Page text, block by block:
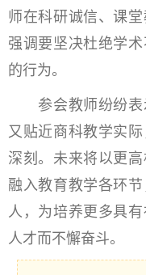
师在科研诚信、课
强调要坚决杜绝学
的行为。
参会教师纷纷表
又贴近商科教学实
深刻。未来将以更
融入教育教学各环
人，为培养更多具
人才而不懈奋斗。